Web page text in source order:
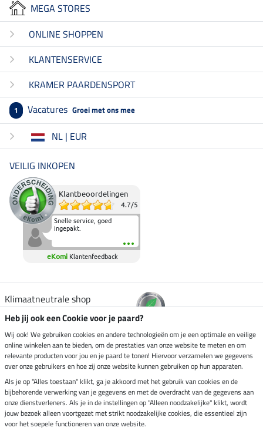
MEGA STORES
ONLINE SHOPPEN
KLANTENSERVICE
KRAMER PAARDENSPORT
1 Vacatures Groei met ons mee
NL | EUR
VEILIG INKOPEN
Klantbeoordelingen
4.7/5
Snelle service, goed
ingepakt.
eKomi Klantenfeedback
Klimaatneutrale shop
Verzending per
Veilig betalen met
Impressum
Heb jij ook een Cookie voor je paard?
Wij ook! We gebruiken cookies en andere technologieën om je een optimale en veilige
online winkelen aan te bieden, om de prestaties van onze website te meten en om
relevante producten voor jou en je paard te tonen! Hiervoor verzamelen we gegevens
over onze gebruikers en hoe zij onze website kunnen gebruiken op hun apparaten.
Als je op "Alles toestaan" klikt, ga je akkoord met het gebruik van cookies en de
bijbehorende verwerking van je gegevens en met de overdracht van de gegevens aan
onze dienstverleners. Als je in de instellingen op "Alleen noodzakelijke" klikt, wordt
jouw bezoek alleen voortgezet met strikt noodzakelijke cookies, die essentieel zijn
voor het soepele functioneren van onze website.